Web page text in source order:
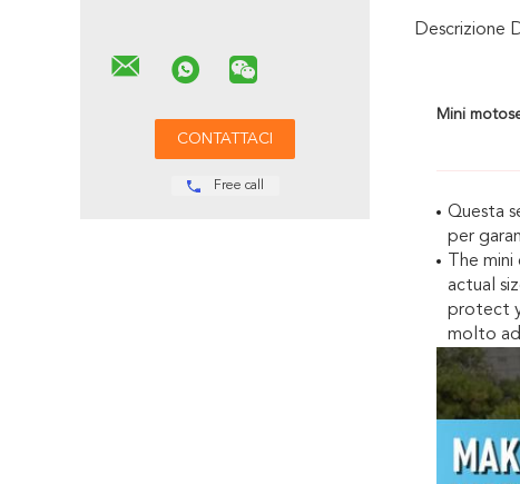
Free call
Descrizione
Mini
Questa
per
The
actual
protect
molto